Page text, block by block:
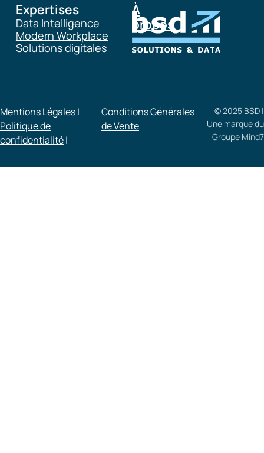
Expertises
Data Intelligence
Modern Workplace
Solutions digitales
À
propos
Mentions Légales|
Politique de
confidentialité|
Conditions Générales
de Vente​
© 2025 BSD |
Une marque du
Groupe Mind7